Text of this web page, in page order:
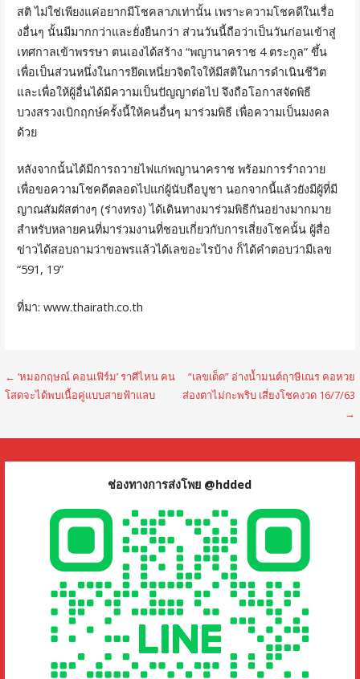
สติ ไม่ใช่เพียงแค่อยากมีโชคลาภเท่านั้น เพราะความโชคดีในเรื่อ
งอื่นๆ นั้นมีมากกว่าและยั่งยืนกว่า ส่วนวันนี้ถือว่าเป็นวันก่อนเข้าสู่
เทศกาลเข้าพรรษา ตนเองได้สร้าง “พญานาคราช 4 ตระกูล” ขึ้น
เพื่อเป็นส่วนหนึ่งในการยึดเหนี่ยวจิตใจให้มีสติในการดำเนินชีวิต
และเพื่อให้ผู้อื่นได้มีความเป็นปัญญาต่อไป จึงถือโอกาสจัดพิธี
บวงสรวงเบิกฤกษ์ครั้งนี้ให้คนอื่นๆ มาร่วมพิธี เพื่อความเป็นมงคล
ด้วย
หลังจากนั้นได้มีการถวายไฟแก่พญานาคราช พร้อมการรำถวาย
เพื่อขอความโชคดีตลอดไปแก่ผู้นับถือบูชา นอกจากนี้แล้วยังมีผู้ที่มี
ญาณสัมผัสต่างๆ (ร่างทรง) ได้เดินทางมาร่วมพิธีกันอย่างมากมาย
สำหรับหลายคนที่มาร่วมงานที่ชอบเกี่ยวกับการเสี่ยงโชคนั้น ผู้สื่อ
ข่าวได้สอบถามว่าขอพรแล้วได้เลขอะไรบ้าง ก็ได้คำตอบว่ามีเลข
“591, 19”
ที่มา: www.thairath.co.th
แนะแนว
← ‘หมอกฤษณ์ คอนเฟิร์ม’ ราศีไหน คน
โสดจะได้พบเนื้อคู่แบบสายฟ้าแลบ
“เลขเด็ด” อ่างน้ำมนต์ฤาษีเณร คอหวย
ส่องตาไม่กะพริบ เสี่ยงโชคงวด 16/7/63
→
ช่องทางการส่งโพย @hdded